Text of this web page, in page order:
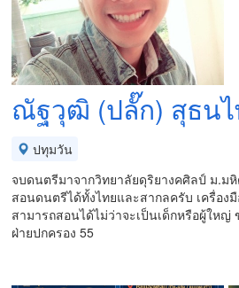
ณัฐวุฒิ (ปลั๊ก) สุธน
ปทุมวัน
จบดนตรีมาจากวิทยาลัยดุริยางคศิลป์ ม.ม
สอนดนตรีได้ทั้งไทยและสากลครับ เครื่อง
สามารถสอนได้ไม่ว่าจะเป็นเด็กหรือผู้ใหญ่
ฝ่ายปกครอง 55